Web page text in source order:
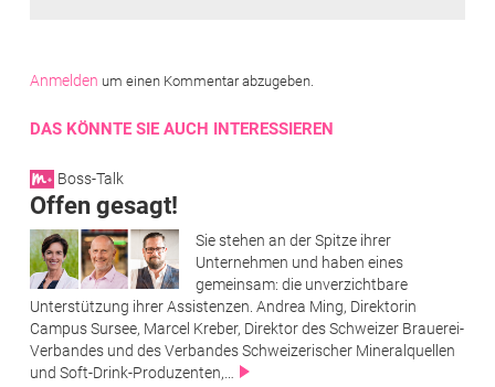
Anmelden um einen Kommentar abzugeben.
DAS KÖNNTE SIE AUCH INTERESSIEREN
Boss-Talk
Offen gesagt!
Sie stehen an der Spitze ihrer
Unternehmen und haben eines
gemeinsam: die unverzichtbare
Unterstützung ihrer Assistenzen. Andrea Ming, Direktorin
Campus Sursee, Marcel Kreber, Direktor des Schweizer Brauerei-
Verbandes und des Verbandes Schweizerischer Mineralquellen
und Soft-Drink-Produzenten,…